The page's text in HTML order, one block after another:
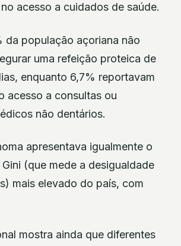
acesso a cuidados de saúde.
da população açoriana não
uma refeição proteica de
enquanto 6,7% reportavam
acesso a consultas ou
não dentários.
apresentava igualmente o
(que mede a desigualdade
mais elevado do país, com
mostra ainda que diferentes